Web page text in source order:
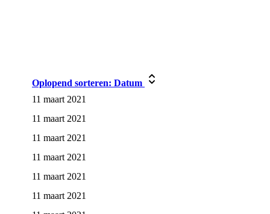
Oplopend sorteren: Datum
11 maart 2021
11 maart 2021
11 maart 2021
11 maart 2021
11 maart 2021
11 maart 2021